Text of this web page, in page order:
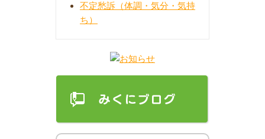
不定愁訴（体調・気分・気持
ち）